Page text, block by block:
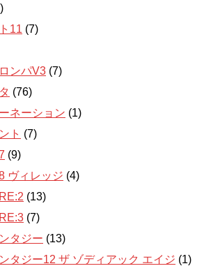
11 (7)
ンパV3 (7)
(76)
ネーション (1)
ト (7)
(9)
ヴィレッジ (4)
(13)
(7)
タジー (13)
タジー12 ザ ゾディアック エイジ (1)